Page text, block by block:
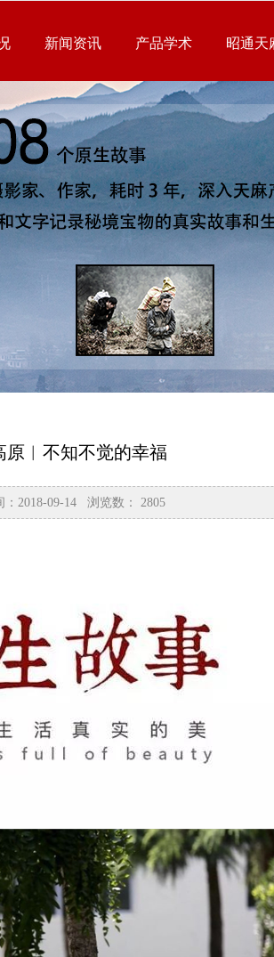
新闻资讯 产品学术 昭通天
原︱不知不觉的幸福
：2018-09-14 浏览数： 2805